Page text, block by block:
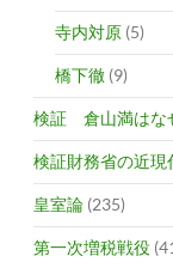
寺内対原 (5)
橋下徹 (9)
検証 倉山満はな
検証財務省の近現
皇室論 (235)
第一次増税戦役